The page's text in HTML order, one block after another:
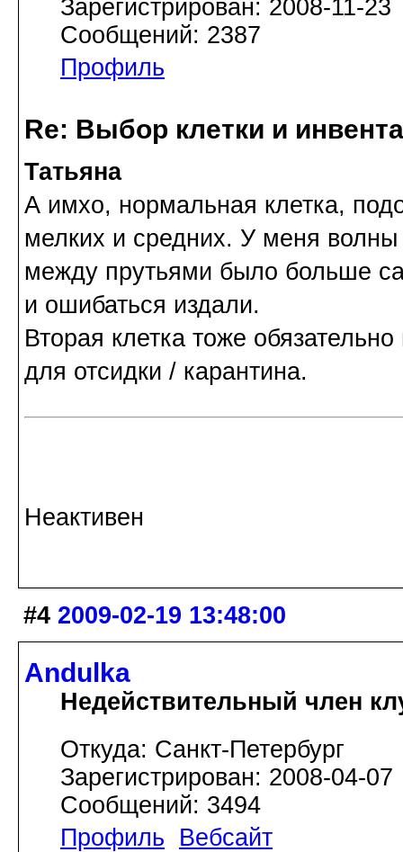
Зарегистрирован: 2008-11-23
Сообщений: 2387
Профиль
Re: Выбор клетки и
Татьяна
А имхо, нормальная клетка,
мелких и средних. У меня
между прутьями было больше
и ошибаться издали.
Вторая клетка тоже
для отсидки / карантина.
Неактивен
#4 2009-02-19 13:48:00
Andulka
Недействительный член
Откуда: Санкт-Петербург
Зарегистрирован: 2008-04-07
Сообщений: 3494
Профиль
Вебсайт